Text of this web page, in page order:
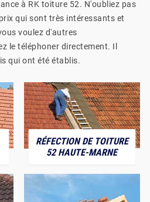
à RK toiture 52. N'oubliez pas
qui sont très intéressants et
voulez d'autres
le téléphoner directement. Il
qui ont été établis.
RÉFECTION DE TOITURE
52 HAUTE-MARNE